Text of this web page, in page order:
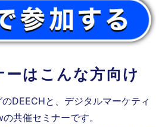
ーはこんな方向け
DEECHと、デジタルマーケティ
共催セミナーです。